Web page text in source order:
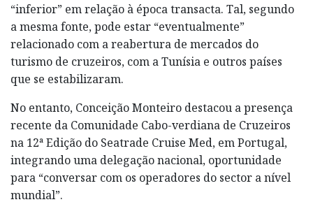
“inferior” em relação à época transacta. Tal, segundo
a mesma fonte, pode estar “eventualmente”
relacionado com a reabertura de mercados do
turismo de cruzeiros, com a Tunísia e outros países
que se estabilizaram.
No entanto, Conceição Monteiro destacou a presença
recente da Comunidade Cabo-verdiana de Cruzeiros
na 12ª Edição do Seatrade Cruise Med, em Portugal,
integrando uma delegação nacional, oportunidade
para “conversar com os operadores do sector a nível
mundial”.